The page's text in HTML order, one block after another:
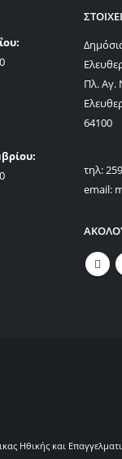
Πλ. Αγ.
64100
τηλ:
email:
Ηθικής και